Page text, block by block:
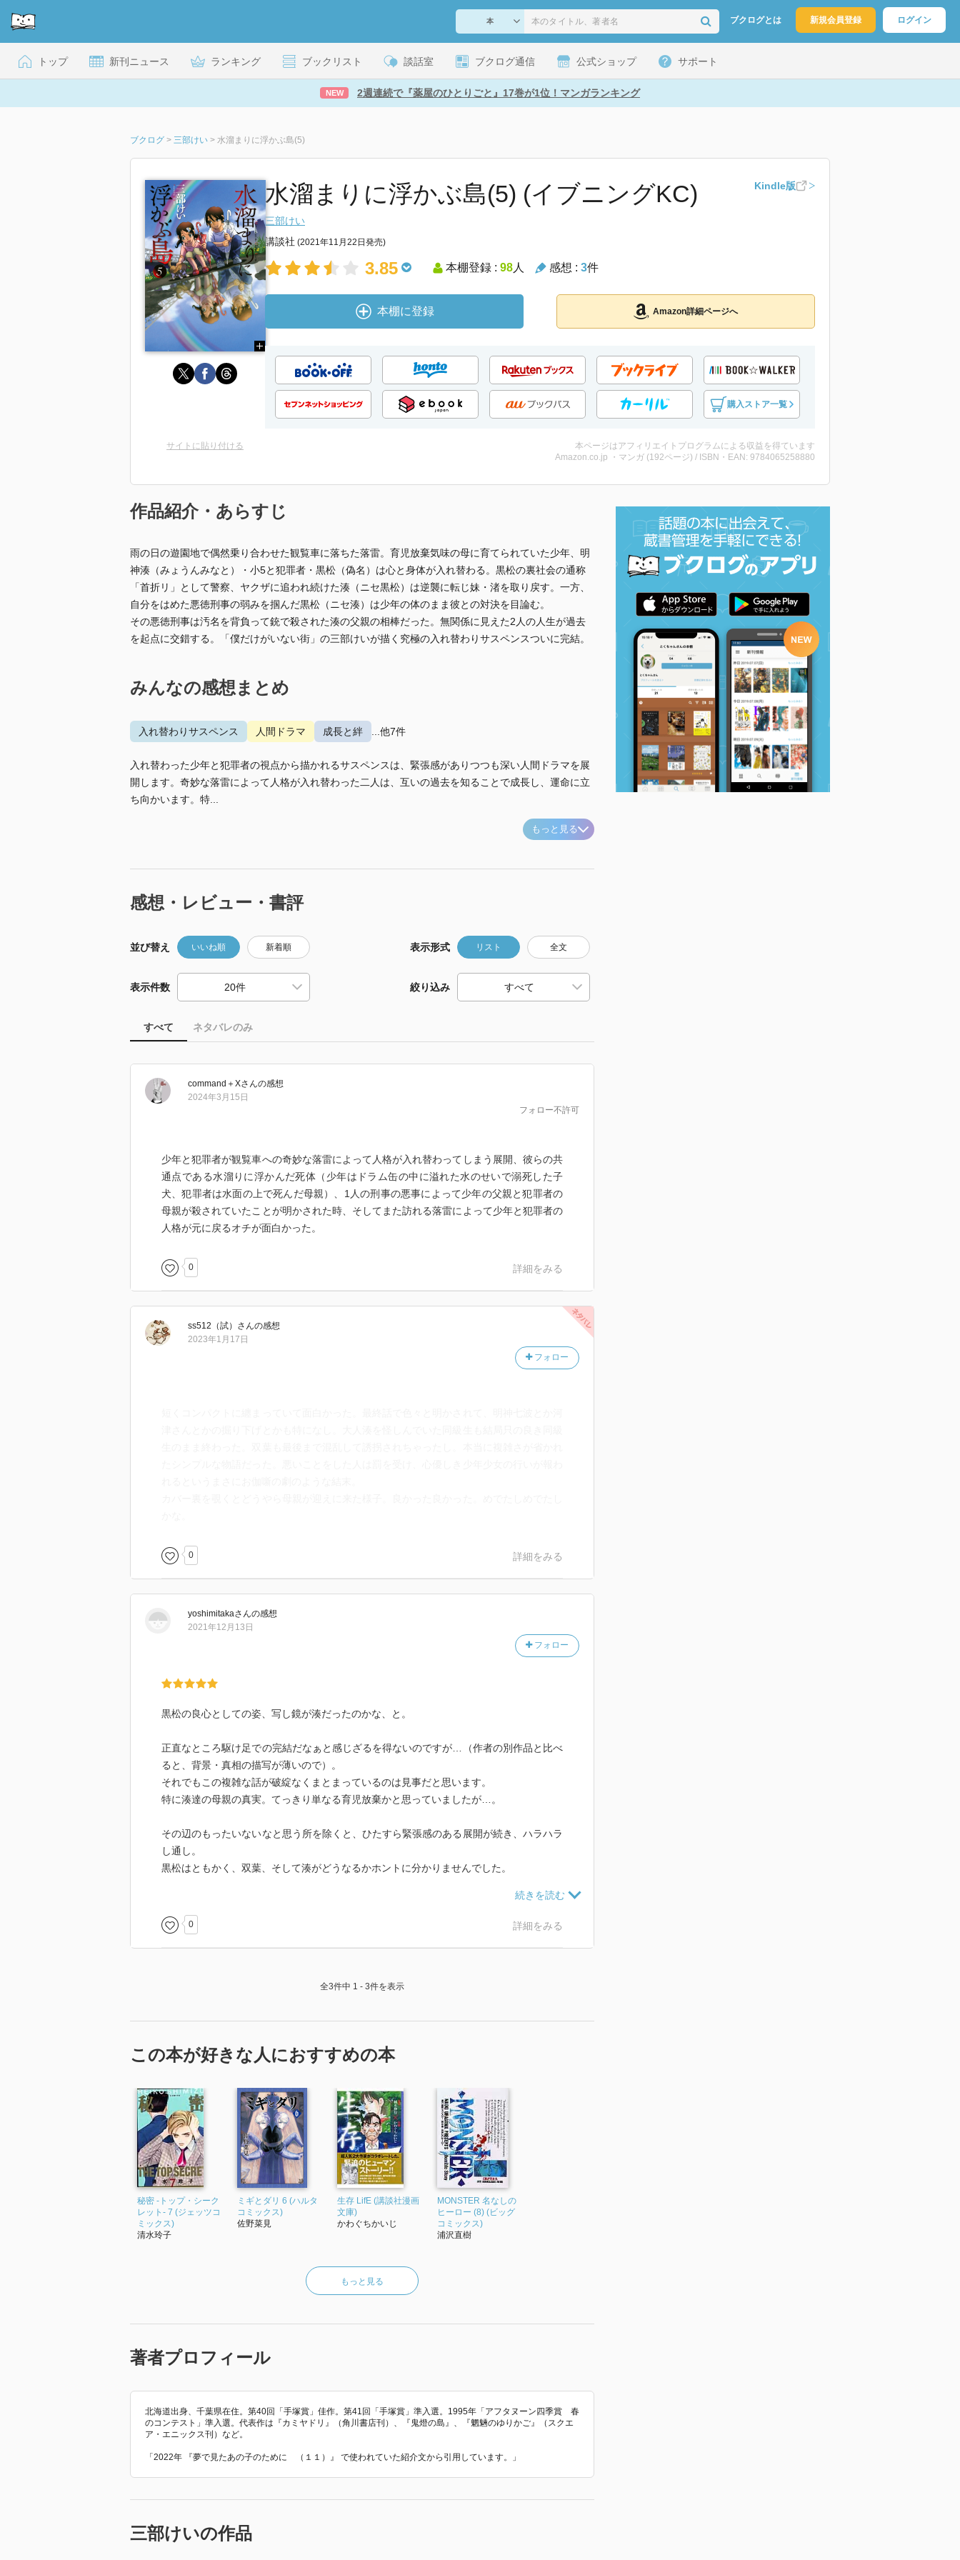
ブクログとは 新規会員登録 ログイン
トップ 新刊ニュース ランキング ブックリスト 談話室 ブクログ通信 公式ショップ サポート
NEW 2週連続で『薬屋のひとりごと』17巻が1位！マンガランキング
ブクログ > 三部けい > 水溜まりに浮かぶ島(5)
水溜まりに浮かぶ島(5) (イブニングKC) Kindle版
三部けい
講談社 (2021年11月22日発売)
3.85 本棚登録 : 98人 感想 : 3件
本棚に登録 Amazon詳細ページへ
購入ストア一覧
サイトに貼り付ける
本ページはアフィリエイトプログラムによる収益を得ています
Amazon.co.jp ・マンガ (192ページ) / ISBN・EAN: 9784065258880
作品紹介・あらすじ
雨の日の遊園地で偶然乗り合わせた観覧車に落ちた落雷。育児放棄気味の母に育てられていた少年、明
神湊（みょうんみなと）・小5と犯罪者・黒松（偽名）は心と身体が入れ替わる。黒松の裏社会の通称
「首折リ」として警察、ヤクザに追われ続けた湊（ニセ黒松）は逆襲に転じ妹・渚を取り戻す。一方、
自分をはめた悪徳刑事の弱みを掴んだ黒松（ニセ湊）は少年の体のまま彼との対決を目論む。
その悪徳刑事は汚名を背負って銃で殺された湊の父親の相棒だった。無関係に見えた2人の人生が過去
を起点に交錯する。「僕だけがいない街」の三部けいが描く究極の入れ替わりサスペンスついに完結。
みんなの感想まとめ
入れ替わりサスペンス 人間ドラマ 成長と絆 ...他7件
入れ替わった少年と犯罪者の視点から描かれるサスペンスは、緊張感がありつつも深い人間ドラマを展
開します。奇妙な落雷によって人格が入れ替わった二人は、互いの過去を知ることで成長し、運命に立
ち向かいます。特...
もっと見る
感想・レビュー・書評
並び替え いいね順 新着順 表示形式 リスト 全文
表示件数 絞り込み
すべて ネタバレのみ
command＋Xさんの感想
フォロー不許可
2024年3月15日
少年と犯罪者が観覧車への奇妙な落雷によって人格が入れ替わってしまう展開、彼らの共
通点である水溜りに浮かんだ死体（少年はドラム缶の中に溢れた水のせいで溺死した子
犬、犯罪者は水面の上で死んだ母親）、1人の刑事の悪事によって少年の父親と犯罪者の
母親が殺されていたことが明かされた時、そしてまた訪れる落雷によって少年と犯罪者の
人格が元に戻るオチが面白かった。
0 詳細をみる
ss512（試） さんの感想
フォロー
2023年1月17日
0 詳細をみる
yoshimitakaさんの感想
フォロー
2021年12月13日
黒松の良心としての姿、写し鏡が湊だったのかな、と。
正直なところ駆け足での完結だなぁと感じざるを得ないのですが…（作者の別作品と比べ
ると、背景・真相の描写が薄いので）。
それでもこの複雑な話が破綻なくまとまっているのは見事だと思います。
特に湊達の母親の真実。てっきり単なる育児放棄かと思っていましたが…。
その辺のもったいないなと思う所を除くと、ひたすら緊張感のある展開が続き、ハラハラ
し通し。
黒松はともかく、双葉、そして湊がどうなるかホントに分かりませんでした。
…最終的に黒松に救いはあったと思います。そしてそれを気づかせてくれたのは「似てい
る」湊。
0 詳細をみる
全3件中 1 - 3件を表示
この本が好きな人におすすめの本
秘密 -トップ・シーク
レット- 7 (ジェッツコ
ミックス)
清水玲子
ミギとダリ 6 (ハルタ
コミックス)
佐野菜見
生存 LifE (講談社漫画
文庫)
かわぐちかいじ
MONSTER 名なしの
ヒーロー (8) (ビッグ
コミックス)
浦沢直樹
もっと見る
著者プロフィール
北海道出身、千葉県在住。第40回「手塚賞」佳作。第41回「手塚賞」準入選。1995年「アフタヌーン四季賞 春
のコンテスト」準入選。代表作は『カミヤドリ』（角川書店刊）、『鬼燈の島』、『魍魎のゆりかご』（スクエ
ア・エニックス刊）など。
「2022年 『夢で見たあの子のために （１１）』 で使われていた紹介文から引用しています。」
三部けいの作品